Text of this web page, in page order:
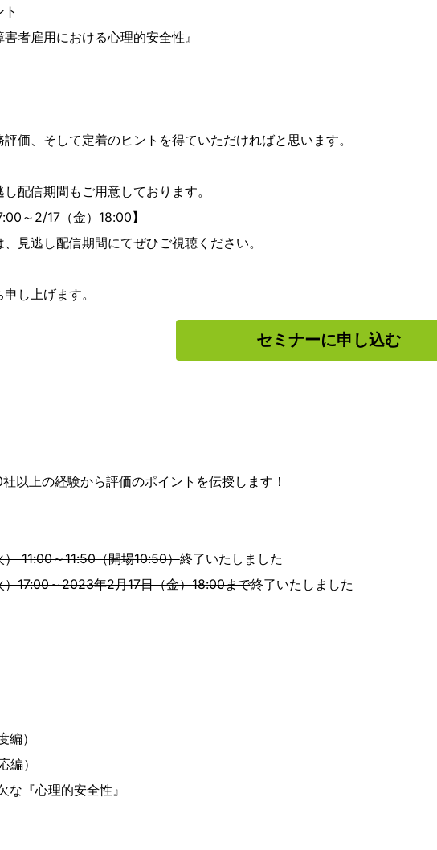
者雇用における心理的安全性』
価、そして定着のヒントを得ていただければと思います。
配信期間もご用意しております。
～2/17（金）18:00】
見逃し配信期間にてぜひご視聴ください。
し上げます。
セミナーに申し込む
以上の経験から評価のポイントを伝授します！
11:00～11:50（開場10:50）終了いたしました
17:00～2023年2月17日（金）18:00まで終了いたしました
）
）
『心理的安全性』